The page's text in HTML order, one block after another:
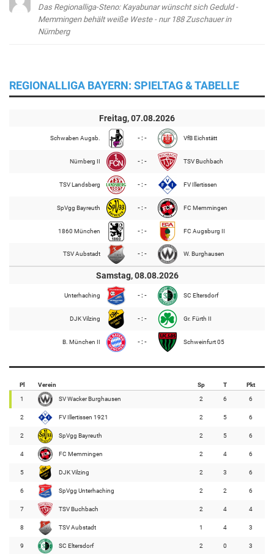
Das Regionalliga-Steno: Kayabunar wünscht sich Geduld -
Memmingen behält weiße Weste - nur 188 Zuschauer in
Nürnberg
REGIONALLIGA BAYERN: SPIELTAG & TABELLE
Freitag, 07.08.2026
Schwaben Augsb. - : - VfB Eichstätt
Nürnberg II - : - TSV Buchbach
TSV Landsberg - : - FV Illertissen
SpVgg Bayreuth - : - FC Memmingen
1860 München - : - FC Augsburg II
TSV Aubstadt - : - W. Burghausen
Samstag, 08.08.2026
Unterhaching - : - SC Eltersdorf
DJK Vilzing - : - Gr. Fürth II
B. München II - : - Schweinfurt 05
Pl Verein Sp T Pkt
1 SV Wacker Burghausen 2 6 6
2 FV Illertissen 1921 2 5 6
2 SpVgg Bayreuth 2 5 6
4 FC Memmingen 2 4 6
5 DJK Vilzing 2 3 6
6 SpVgg Unterhaching 2 2 6
7 TSV Buchbach 2 4 4
8 TSV Aubstadt 1 4 3
9 SC Eltersdorf 2 0 3